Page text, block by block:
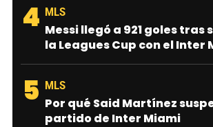
4 MLS
Messi llegó a 921 goles tras
la Leagues Cup con el Inter
5 MLS
Por qué Said Martínez
partido de Inter Miami